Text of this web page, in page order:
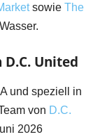
sowie The
United
und speziell in
von D.C.
2026